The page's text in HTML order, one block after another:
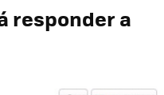
responder a